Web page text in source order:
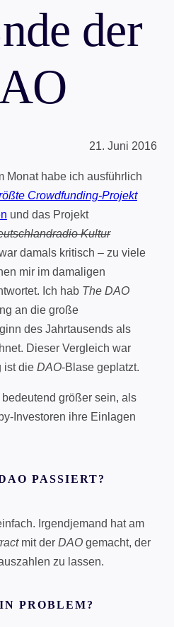
der
21. Juni 2016
Monat habe ich ausführlich
Crowdfunding-Projekt
und das Projekt
Kultur
damals kritisch – zu viele
mir im damaligen
Ich hab The DAO
an die große
des Jahrtausends als
Dieser Vergleich war
ist die DAO-Blase geplatzt.
größer sein, als
Investoren ihre Einlagen
PASSIERT?
Irgendjemand hat am
mit der DAO gemacht, der
zu lassen.
PROBLEM?